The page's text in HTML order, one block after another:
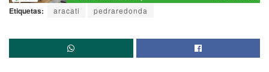
Etiquetas: aracati pedraredonda